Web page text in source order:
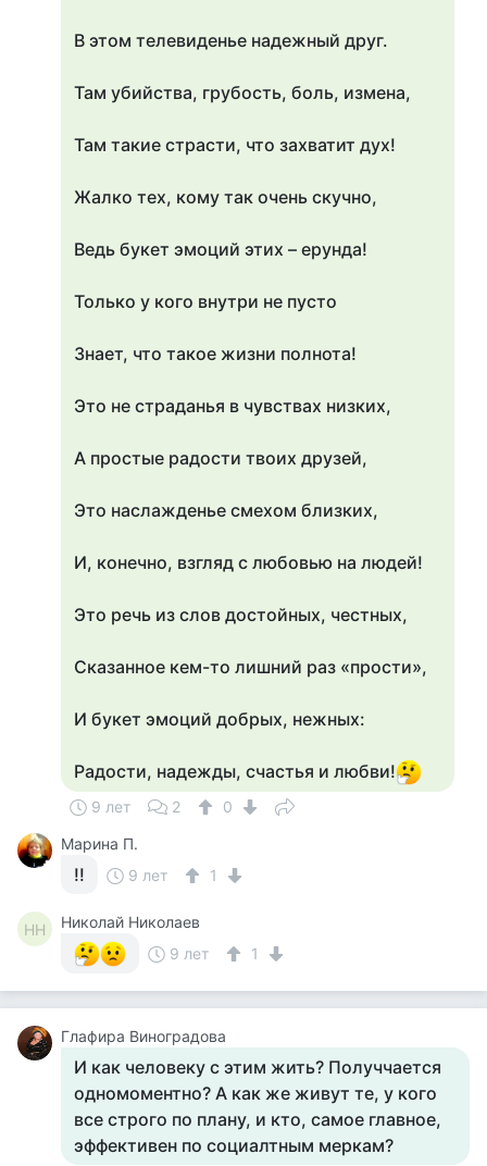
В этом телевиденье надежный друг.
Там убийства, грубость, боль, измена,
Там такие страсти, что захватит дух!
Жалко тех, кому так очень скучно,
Ведь букет эмоций этих – ерунда!
Только у кого внутри не пусто
Знает, что такое жизни полнота!
Это не страданья в чувствах низких,
А простые радости твоих друзей,
Это наслажденье смехом близких,
И, конечно, взгляд с любовью на людей!
Это речь из слов достойных, честных,
Сказанное кем-то лишний раз «прости»,
И букет эмоций добрых, нежных:
Радости, надежды, счастья и любви!
9 лет 2
0
Марина П.
!! 9 лет 1
НН
Николай Николаев
9 лет
1
Глафира Виноградова
И как человеку с этим жить? Получчается
одномоментно? А как же живут те, у кого
все строго по плану, и кто, самое главное,
эффективен по социалтным меркам?